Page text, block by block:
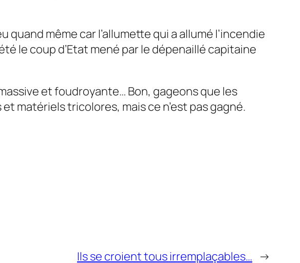
même car l’allumette qui a allumé l’incendie
le coup d’Etat mené par le dépenaillé capitaine
et foudroyante… Bon, gageons que les
matériels tricolores, mais ce n’est pas gagné.
Ils se croient tous irremplaçables… →